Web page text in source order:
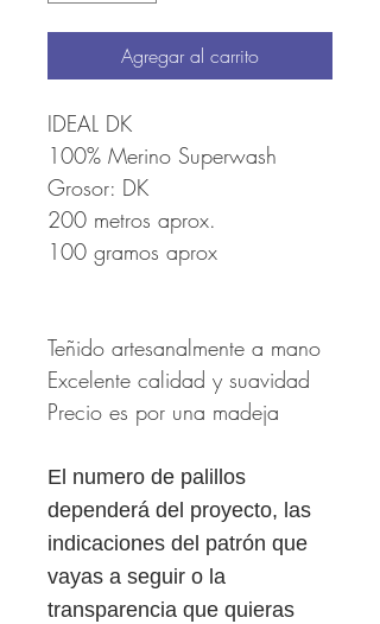
Agregar al carrito
IDEAL DK
100% Merino Superwash
Grosor: DK
200 metros aprox.
100 gramos aprox
Teñido artesanalmente a mano
Excelente calidad y suavidad
Precio es por una madeja
El numero de palillos
dependerá del proyecto, las
indicaciones del patrón que
vayas a seguir o la
transparencia que quieras